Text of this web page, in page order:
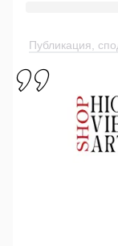
Публикация,